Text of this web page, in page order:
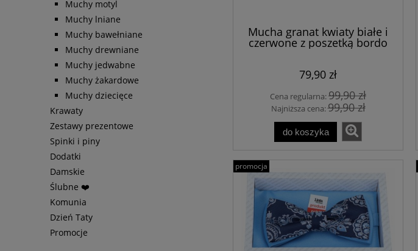
Muchy motyl
Muchy lniane
Muchy bawełniane
Muchy drewniane
Muchy jedwabne
Muchy żakardowe
Muchy dziecięce
Krawaty
Zestawy prezentowe
Spinki i piny
Dodatki
Damskie
Ślubne ❤️
Komunia
Dzień Taty
Promocje
Mucha granat kwiaty białe i
czerwone z poszetką bordo
79,90 zł
Cena regularna:99,90 zł
Najniższa cena:99,90 zł
do koszyka
promocja